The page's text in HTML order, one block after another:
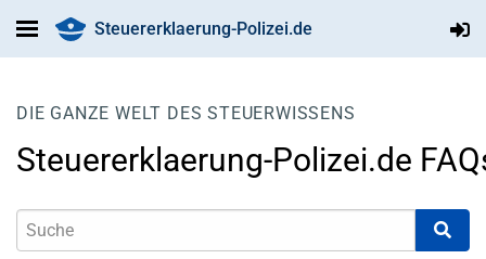
Steuererklaerung-Polizei.de
DIE GANZE WELT DES STEUERWISSENS
Steuererklaerung-Polizei.de